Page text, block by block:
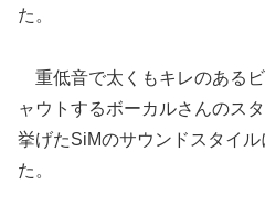
た。
重低音で太くもキレのある
ャウトするボーカルさんのス
挙げたSiMのサウンドスタイ
た。